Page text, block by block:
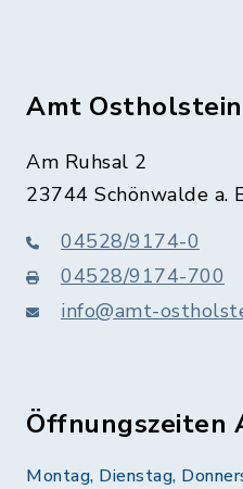
Amt
Am Ruhsal 2
23744 Schönwalde a.
04528/9174-0
04528/9174-700
info@amt-
Öffnungszeiten
Montag, Dienstag,